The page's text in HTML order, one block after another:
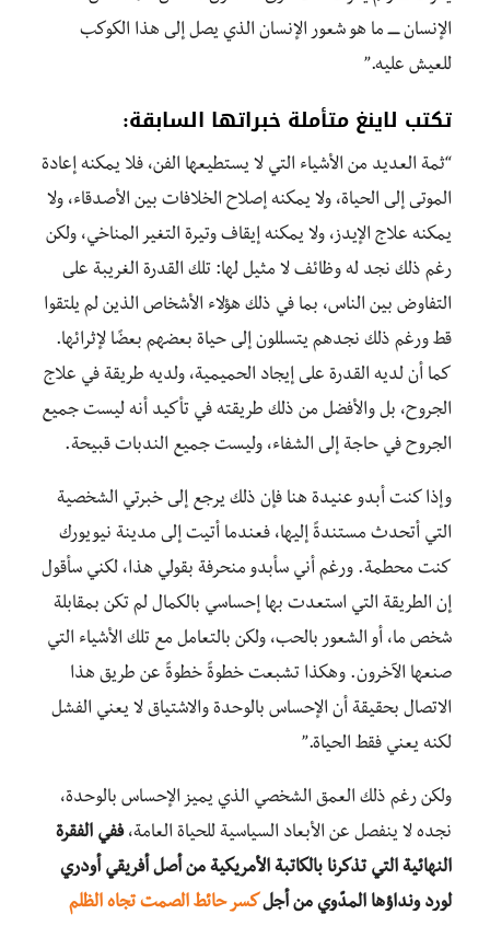
الإنسان ـــــ ما هو شعور الإنسان الذي يصل إلى هذا الكوكب
للعيش عليه.”
تكتب لاينغ متأملة خبراتها السابقة:
“ثمة العديد من الأشياء التي لا يستطيعها الفن، فلا يمكنه إعادة
الموتى إلى الحياة، ولا يمكنه إصلاح الخلافات بين الأصدقاء، ولا
يمكنه علاج الإيدز، ولا يمكنه إيقاف وتيرة التغير المناخي، ولكن
رغم ذلك نجد له وظائف لا مثيل لها: تلك القدرة الغريبة على
التفاوض بين الناس، بما في ذلك هؤلاء الأشخاص الذين لم يلتقوا
قط ورغم ذلك نجدهم يتسللون إلى حياة بعضهم بعضًا لإثرائها.
كما أن لديه القدرة على إيجاد الحميمية، ولديه طريقة في علاج
الجروح، بل والأفضل من ذلك طريقته في تأكيد أنه ليست جميع
الجروح في حاجة إلى الشفاء، وليست جميع الندبات قبيحة.
وإذا كنت أبدو عنيدة هنا فإن ذلك يرجع إلى خبرتي الشخصية
التي أتحدث مستندةً إليها، فعندما أتيت إلى مدينة نيويورك
كنت محطمة. ورغم أني سأبدو منحرفة بقولي هذا، لكني سأقول
إن الطريقة التي استعدت بها إحساسي بالكمال لم تكن بمقابلة
شخص ما، أو الشعور بالحب، ولكن بالتعامل مع تلك الأشياء التي
صنعها الآخرون. وهكذا تشبعت خطوةً خطوةً عن طريق هذا
الاتصال بحقيقة أن الإحساس بالوحدة والاشتياق لا يعني الفشل
لكنه يعني فقط الحياة.”
ولكن رغم ذلك العمق الشخصي الذي يميز الإحساس بالوحدة،
نجده لا ينفصل عن الأبعاد السياسية للحياة العامة،ففي الفقرة
النهائية التي تذكرنا بالكاتبة الأمريكية من أصل أفريقي أودري
لورد ونداؤها المدّوي من أجل كسر حائط الصمت تجاه الظلم